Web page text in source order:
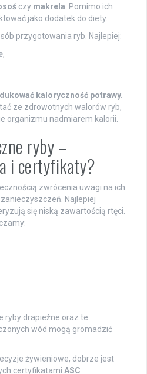
czy makrela . Pomimo ich
jako dodatek do diety.
przygotowania ryb. Najlepiej:
,
kaloryczność potrawy.
ze zdrowotnych walorów ryb,
organizmu nadmiarem kalorii.
ryby –
i certyfikaty?
zwrócenia uwagi na ich
Najlepiej
się niską zawartością rtęci.
ryby drapieżne oraz te
wód mogą gromadzić
żywieniowe, dobrze jest
certyfikatami ASC